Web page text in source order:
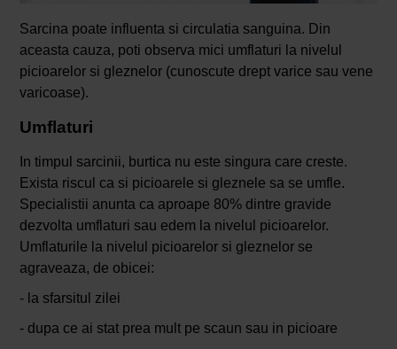
Sarcina poate influenta si circulatia sanguina. Din
aceasta cauza, poti observa mici umflaturi la nivelul
picioarelor si gleznelor (cunoscute drept varice sau vene
varicoase).
Umflaturi
In timpul sarcinii, burtica nu este singura care creste.
Exista riscul ca si picioarele si gleznele sa se umfle.
Specialistii anunta ca aproape 80% dintre gravide
dezvolta umflaturi sau edem la nivelul picioarelor.
Umflaturile la nivelul picioarelor si gleznelor se
agraveaza, de obicei:
- la sfarsitul zilei
- dupa ce ai stat prea mult pe scaun sau in picioare